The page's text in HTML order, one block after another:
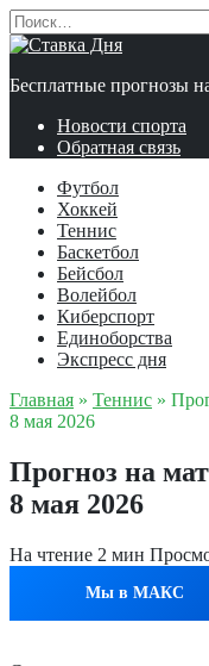
Перейти
к
содержанию
Search
for:
Бесплатные прогнозы
Новости спорта
Обратная связь
Футбол
Хоккей
Теннис
Баскетбол
Бейсбол
Волейбол
Киберспорт
Единоборства
Экспресс дня
Главная » Теннис »
8 мая 2026
Прогноз на
8 мая 2026
На чтение 2 мин
Мы в МАКС